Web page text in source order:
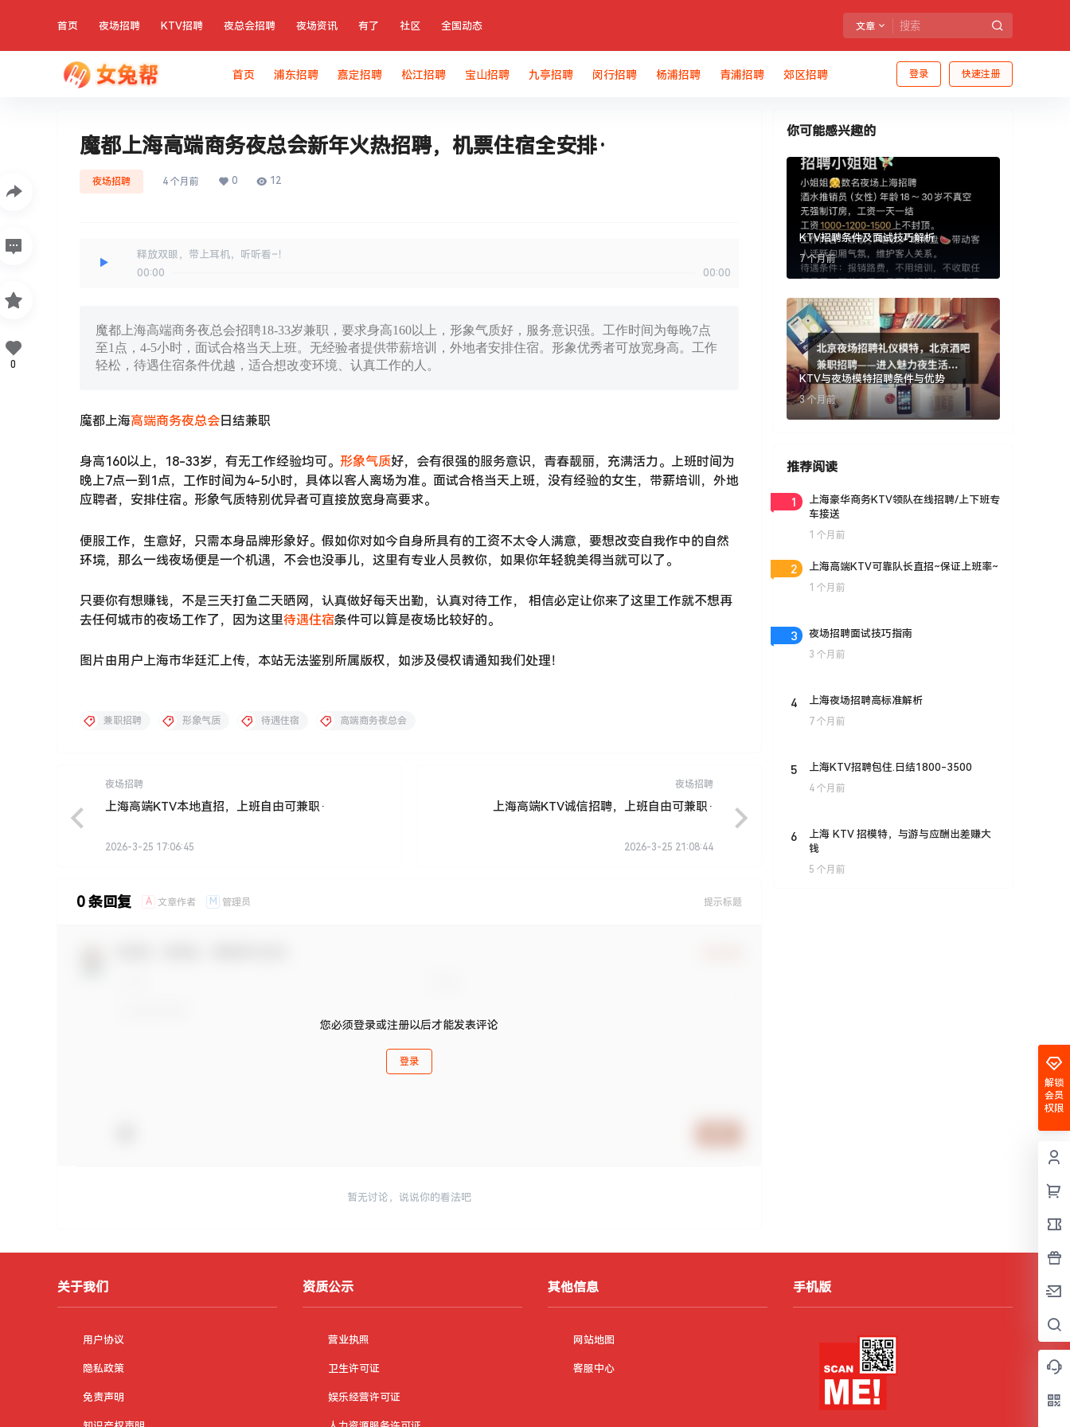
首页 夜场招聘 KTV招聘 夜总会招聘 夜场资讯 有了 社区 全国动态 文章
登录 快速注册
首页 浦东招聘 嘉定招聘 松江招聘 宝山招聘 九亭招聘 闵行招聘 杨浦招聘 青浦招聘 郊区招聘
魔都上海高端商务夜总会新年火热招聘，机票住宿全安排·
夜场招聘 4 个月前 0 12
释放双眼，带上耳机，听听看~！
00:00
00:00
魔都上海高端商务夜总会招聘18-33岁兼职，要求身高160以上，形象气质好，服务意识强。工作时间为每晚7点
至1点，4-5小时，面试合格当天上班。无经验者提供带薪培训，外地者安排住宿。形象优秀者可放宽身高。工作
轻松，待遇住宿条件优越，适合想改变环境、认真工作的人。
魔都上海高端商务夜总会 日结兼职
身高160以上，18-33岁，有无工作经验均可。 形象气质好，会有很强的服务意识，青春靓丽，充满活力。上班时间为
晚上7点—到1点，工作时间为4-5小时，具体以客人离场为准。面试合格当天上班，没有经验的女生，带薪培训，外地
应聘者，安排住宿。形象气质特别优异者可直接放宽身高要求。
便服工作，生意好，只需本身品牌形象好。假如你对如今自身所具有的工资不太令人满意，要想改变自我作中的自然
环境，那么一线夜场便是一个机遇，不会也没事儿，这里有专业人员教你，如果你年轻貌美得当就可以了。
只要你有想赚钱，不是三天打鱼二天晒网，认真做好每天出勤，认真对待工作， 相信必定让你来了这里工作就不想再
去任何城市的夜场工作了，因为这里待遇住宿条件可以算是夜场比较好的。
图片由用户上海市华廷汇上传，本站无法鉴别所属版权，如涉及侵权请通知我们处理！
0
兼职招聘 形象气质 待遇住宿 高端商务夜总会
夜场招聘
上海高端KTV本地直招，上班自由可兼职·
2026-3-25 17:06:45
夜场招聘
上海高端KTV诚信招聘，上班自由可兼职·
2026-3-25 21:08:44
0 条回复 A 文章作者 M 管理员 提示标题
您必须登录或注册以后才能发表评论
登录
暂无讨论，说说你的看法吧
你可能感兴趣的
KTV招聘条件及面试技巧解析
7 个月前
KTV与夜场模特招聘条件与优势
3 个月前
推荐阅读
1
上海豪华商务KTV领队在线招聘/上下班专
车接送
1 个月前
2 上海高端KTV可靠队长直招~保证上班率~
1 个月前
3 夜场招聘面试技巧指南
3 个月前
4 上海夜场招聘高标准解析
7 个月前
5 上海KTV招聘包住.日结1800-3500
4 个月前
6
上海 KTV 招模特，与游与应酬出差赚大
钱
5 个月前
解锁
会员
权限
关于我们
用户协议
隐私政策
免责声明
资质公示
营业执照
卫生许可证
娱乐经营许可证
其他信息
网站地图
客服中心
手机版